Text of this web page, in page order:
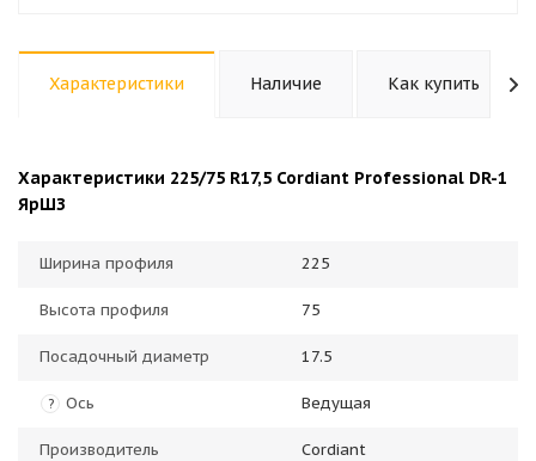
Характеристики Наличие Как купить
Характеристики 225/75 R17,5 Cordiant Professional DR-1
ЯрШЗ
Ширина профиля 225
Высота профиля 75
Посадочный диаметр 17.5
? Ось Ведущая
Производитель Cordiant